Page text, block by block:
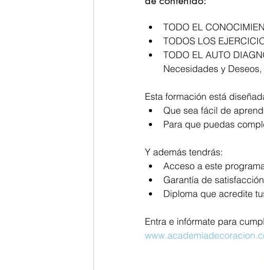
TODO EL
TODOS LOS
TODO EL AUTO
Necesidades y
Esta formación está
Que sea fácil de
Para que puedas
Y además tendrás:
Acceso a este
Garantía de
Diploma que acredite
Entra e infórmate para